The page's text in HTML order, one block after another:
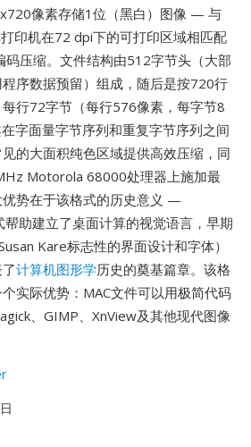
像素存储1位（黑白）图像 — 与
印机在72 dpi下的可打印区域相匹配
压缩。文件结构由512字节头（大部
序数据预留）组成，随后是按720行
行72字节（每行576像素，每字节8
字面量字节序列和重复字节序列之间
的大面积纯色区域提供高效压缩，同
Motorola 68000处理器上施加最
势在于该格式的历史意义 —
助建立了桌面计算的视觉语言，早期
Kare标志性的界面设计和字体）
计算机图形学历史的奠基篇章。该格
实际优势：MAC文件可以用极简代码
、GIMP、XnView及其他现代图像